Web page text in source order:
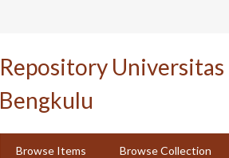
Repository
Bengkulu
Browse Items Browse Collection